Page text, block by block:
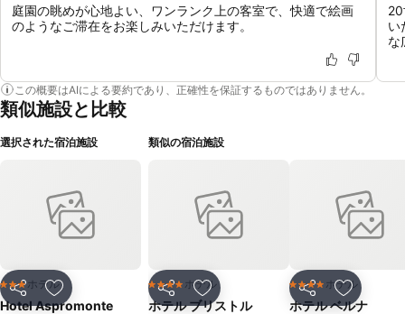
庭園の眺めが心地よい、ワンランク上の客室で、快適で絵画
のようなご滞在をお楽しみいただけます。
い
な
この概要はAIによる要約であり、正確性を保証するものではありません。
類似施設と比較
選択された宿泊施設
シェア お気に入りに追加
3 ホテルのランク
ホテル
Hotel Aspromonte
類似の宿泊施設
シェア お気に入りに追加
4 ホテルのランク
ホテル
ホテル ブリストル
シェア お気に入
4 ホテルのランク
ホテル
ホテル ベルナ